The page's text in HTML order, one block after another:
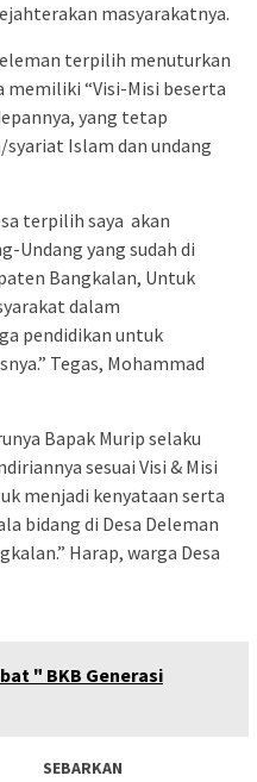
masyarakatnya.
terpilih menuturkan
memiliki “Visi-Misi beserta
yang tetap
Islam dan undang
terpilih saya akan
Undang yang sudah di
Bangkalan, Untuk
dalam
pendidikan untuk
Tegas, Mohammad
Bapak Murip selaku
sesuai Visi & Misi
menjadi kenyataan serta
bidang di Desa Deleman
Harap, warga Desa
" BKB Generasi
SEBARKAN